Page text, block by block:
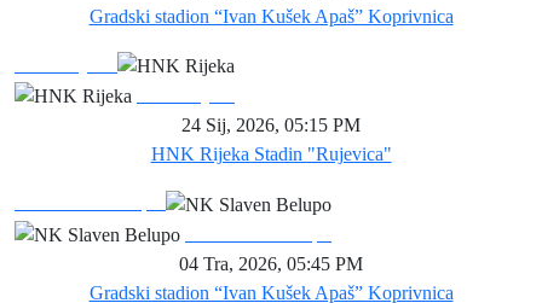
Gradski stadion “Ivan Kušek Apaš” Koprivnica
24 Sij, 2026, 05:15 PM
HNK Rijeka Stadin "Rujevica"
04 Tra, 2026, 05:45 PM
Gradski stadion “Ivan Kušek Apaš” Koprivnica